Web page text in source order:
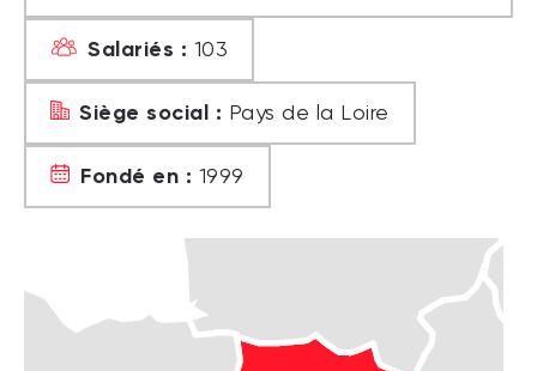
Salariés : 103
Siège social : Pays de la Loire
Fondé en : 1999